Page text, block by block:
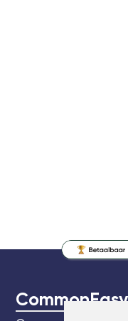
CommonEasy